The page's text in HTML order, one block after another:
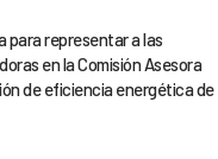
para representar a las
en la Comisión Asesora
de eficiencia energética de